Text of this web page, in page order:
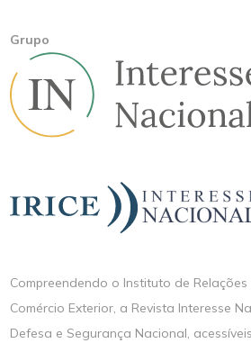
Grupo
Compreendendo o Instituto de
Comércio Exterior, a Revista Interesse
Defesa e Segurança Nacional,